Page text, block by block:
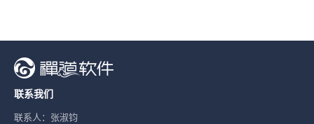
联系我们
联系人：张淑钧